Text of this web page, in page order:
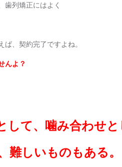
歯列矯正にはよく
ば、契約完了ですよね。
んよ？
して、噛み合わせと
難しいものもある。